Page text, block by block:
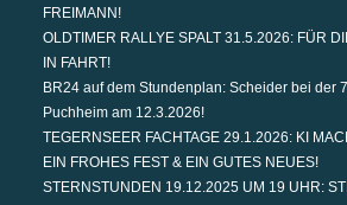
FREIMANN!
OLDTIMER RALLYE SPALT 31.5.2026: FÜR
IN FAHRT!
BR24 auf dem Stundenplan: Scheider bei der
Puchheim am 12.3.2026!
TEGERNSEER FACHTAGE 29.1.2026: KI
EIN FROHES FEST & EIN GUTES NEUES!
STERNSTUNDEN 19.12.2025 UM 19 UHR: